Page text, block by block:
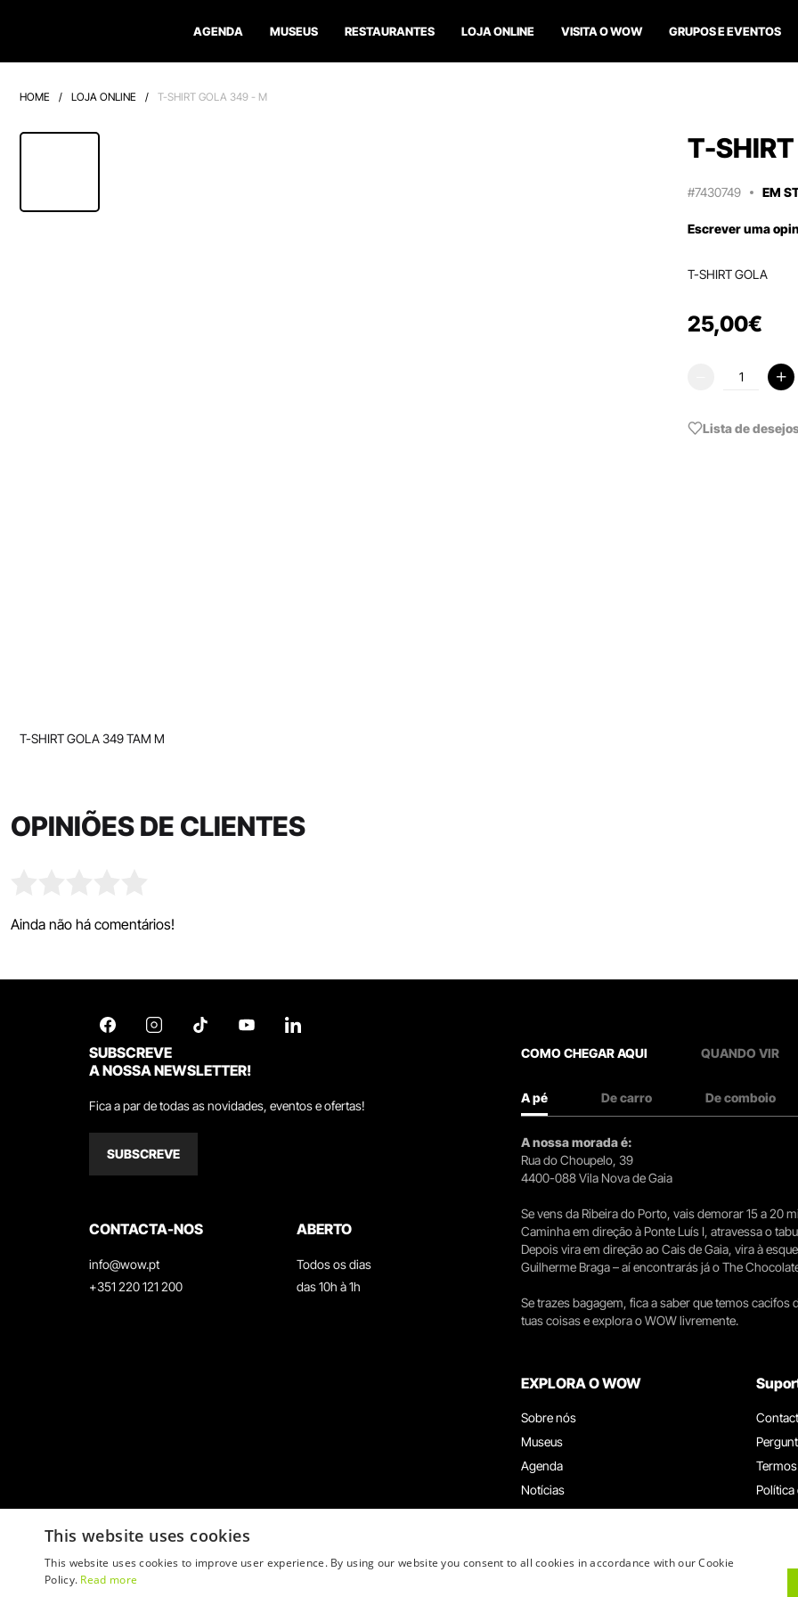
AGENDA MUSEUS RESTAURANTES LOJA ONLINE VISITA O WOW GRUPOS E EVENTOS
HOME / LOJA ONLINE / T-SHIRT GOLA 349 - M
T-
#7430749 EM
Escrever uma
T-SHIRT GOLA
25,00€
Lista de
T-SHIRT GOLA 349 TAM M
OPINIÕES DE CLIENTES
Ainda não há comentários!
SUBSCREVE
A NOSSA NEWSLETTER!
Fica a par de todas as novidades, eventos e ofertas!
SUBSCREVE
CONTACTA-NOS
info@wow.pt
+351 220 121 200
ABERTO
Todos os dias
das 10h à 1h
COMO CHEGAR AQUI QUANDO VIR
A pé De carro De comboio
A nossa morada é:
Rua do Choupelo, 39
4400-088 Vila Nova de Gaia
Se vens da Ribeira do Porto, vais demorar 15 a 20
Caminha em direção à Ponte Luís I, atravessa o
Depois vira em direção ao Cais de Gaia, vira à
Guilherme Braga – aí encontrarás já o The
Se trazes bagagem, fica a saber que temos
tuas coisas e explora o WOW livremente.
EXPLORA O WOW
Sobre nós
Museus
Agenda
Notícias
Restaurantes
Grupos e Eventos
Política
This website uses cookies
This website uses cookies to improve user experience. By using our website you consent to all cookies in accordance with our Cookie
Policy. Read more